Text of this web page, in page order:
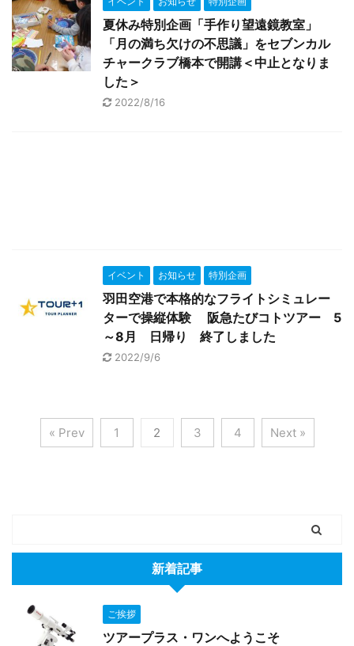
夏休み特別企画「手作り望遠鏡教室」
「月の満ち欠けの不思議」をセブンカル
チャークラブ橋本で開講＜中止となりま
した＞
2022/8/16
イベント お知らせ 特別企画
羽田空港で本格的なフライトシミュレー
ターで操縦体験 阪急たびコトツアー 5
～8月 日帰り 終了しました
2022/9/6
« Prev 1 2 3 4 Next »
新着記事
ご挨拶
ツアープラス・ワンへようこそ